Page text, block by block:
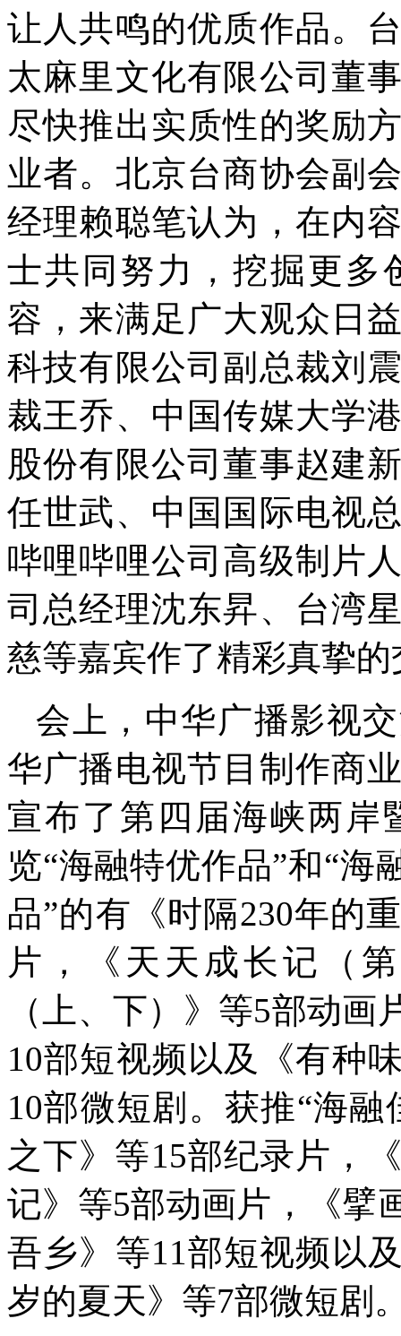
让人共鸣的优质作品。
太麻里文化有限公司董
尽快推出实质性的奖励
业者。北京台商协会副
经理赖聪笔认为，在内
士共同努力，挖掘更多
容，来满足广大观众日
科技有限公司副总裁刘
裁王乔、中国传媒大学
股份有限公司董事赵建
任世武、中国国际电视
哔哩哔哩公司高级制片
司总经理沈东昇、台湾
慈等嘉宾作了精彩真挚的
会上，中华广播影视
华广播电视节目制作商
宣布了第四届海峡两岸
览“海融特优作品”和“海
品”的有《时隔230年的
片，《天天成长记（
（上、下）》等5部动
10部短视频以及《有种
10部微短剧。获推“海
之下》等15部纪录片，
记》等5部动画片，《擘
吾乡》等11部短视频以
岁的夏天》等7部微短剧